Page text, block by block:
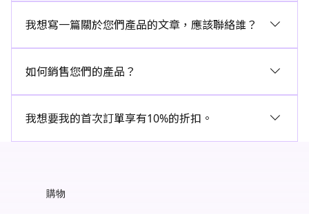
我想寫一篇關於您們產品的文章，應該聯絡誰？
留言，我們將會在 24 小時內答覆。
如何銷售您們的產品？
需要！
我想要我的首次訂單享有10%的折扣。
購物